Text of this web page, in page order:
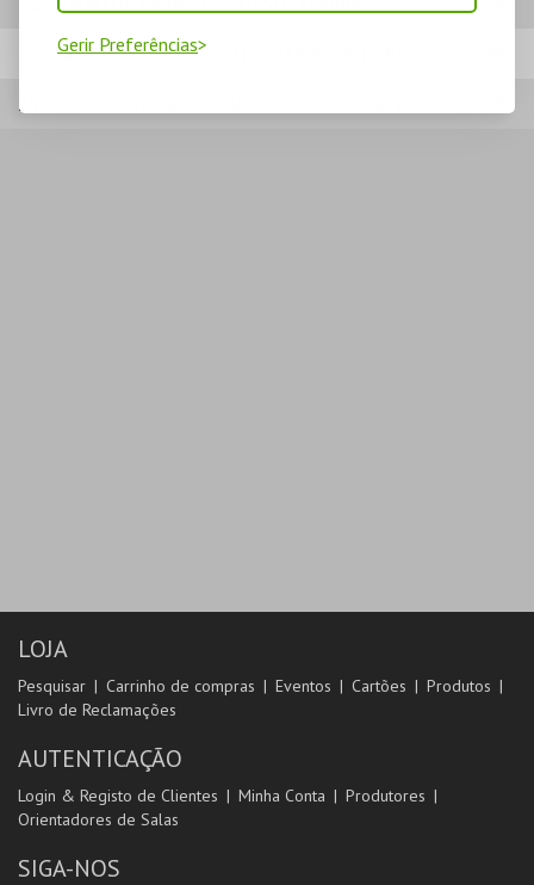
Gerir Preferências
22. QUE BROWSER DEVO UTILIZAR NO SITE BOL?
23. COMO POSSO UTILIZAR O CÓDIGO OFERTA?
LOJA
Pesquisar Carrinho de compras Eventos Cartões
Produtos
Livro de Reclamações
AUTENTICAÇÃO
Login & Registo de Clientes Minha Conta
Produtores
Orientadores de Salas
SIGA-NOS